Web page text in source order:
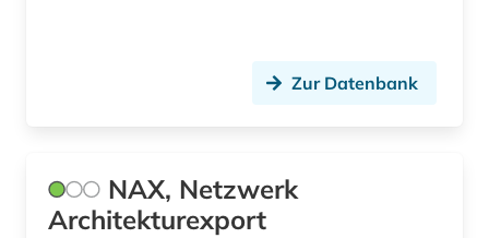
malakozoologie (1)
malerei (3)
marketing (1)
Zur Datenbank
NAX, Netzwerk
Architekturexport